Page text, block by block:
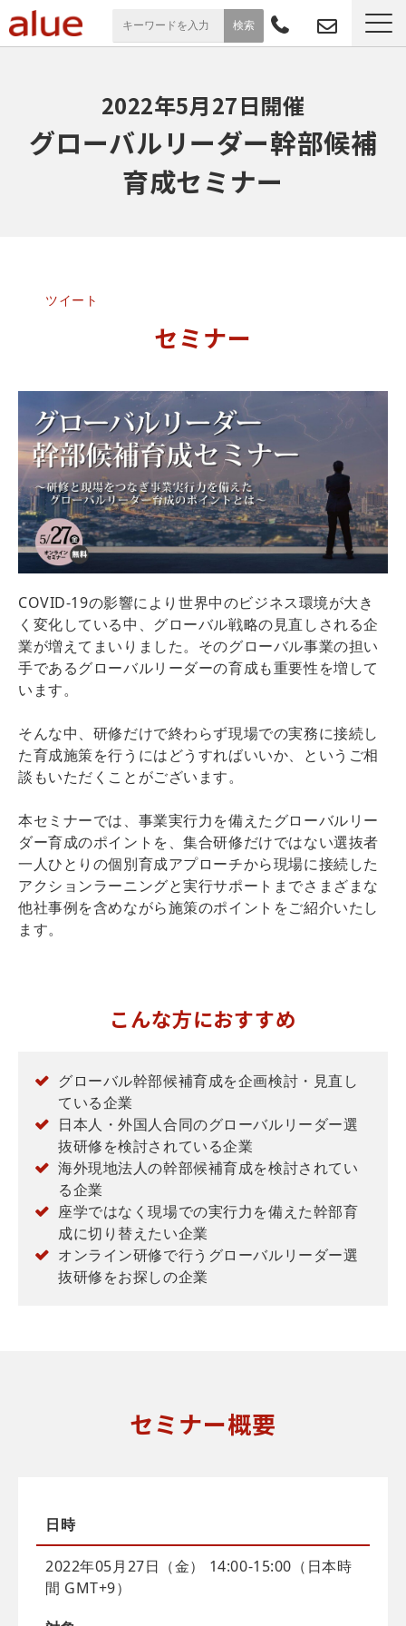
導入事例
お役立ち情報
2022年5月27日開催
グローバルリーダー幹部候補
育成セミナー
ツイート
セミナー
COVID-19の影響により世界中のビジネス環境が大き
く変化している中、グローバル戦略の見直しされる企
業が増えてまいりました。そのグローバル事業の担い
手であるグローバルリーダーの育成も重要性を増して
います。
そんな中、研修だけで終わらず現場での実務に接続し
た育成施策を行うにはどうすればいいか、というご相
談もいただくことがございます。
本セミナーでは、事業実行力を備えたグローバルリー
ダー育成のポイントを、集合研修だけではない選抜者
一人ひとりの個別育成アプローチから現場に接続した
アクションラーニングと実行サポートまでさまざまな
他社事例を含めながら施策のポイントをご紹介いたし
ます。
こんな方におすすめ
グローバル幹部候補育成を企画検討・見直し
ている企業
日本人・外国人合同のグローバルリーダー選
抜研修を検討されている企業
海外現地法人の幹部候補育成を検討されてい
る企業
座学ではなく現場での実行力を備えた幹部育
成に切り替えたい企業
オンライン研修で行うグローバルリーダー選
抜研修をお探しの企業
セミナー概要
日時
2022年05月27日（金） 14:00-15:00（日本時
間 GMT+9）